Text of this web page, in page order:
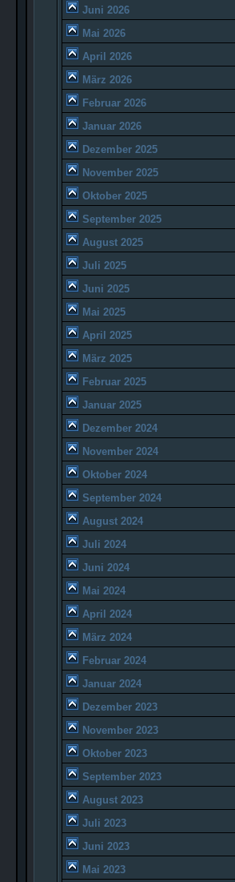
Juni 2026
Mai 2026
April 2026
März 2026
Februar 2026
Januar 2026
Dezember 2025
November 2025
Oktober 2025
September 2025
August 2025
Juli 2025
Juni 2025
Mai 2025
April 2025
März 2025
Februar 2025
Januar 2025
Dezember 2024
November 2024
Oktober 2024
September 2024
August 2024
Juli 2024
Juni 2024
Mai 2024
April 2024
März 2024
Februar 2024
Januar 2024
Dezember 2023
November 2023
Oktober 2023
September 2023
August 2023
Juli 2023
Juni 2023
Mai 2023